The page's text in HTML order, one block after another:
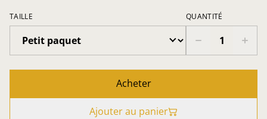
TAILLE QUANTITÉ
Acheter
Ajouter au panier